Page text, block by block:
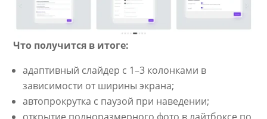
Что получится в итоге:
адаптивный слайдер с 1–3 колонками в
зависимости от ширины экрана;
автопрокрутка с паузой при наведении;